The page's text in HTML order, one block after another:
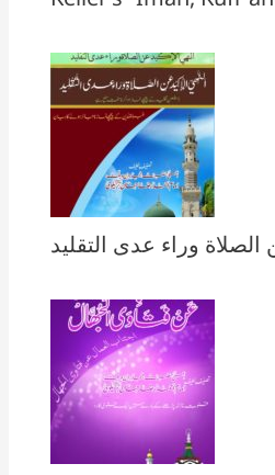
الصلاة وراء عدى التقليد